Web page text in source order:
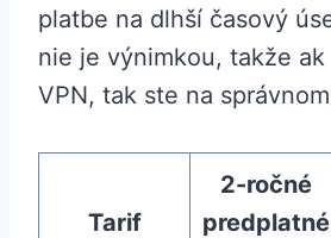
platbe na dlhší časový
nie je výnimkou, takže
VPN, tak ste na
Tarif
2-ročné
predplatné